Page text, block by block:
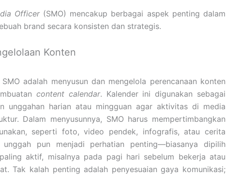
Officer(SMO) mencakup berbagai aspek penting dalam
brand secara konsisten dan strategis.
Konten
adalah menyusun dan mengelola perencanaan konten
content calendar. Kalender ini digunakan sebagai
unggahan harian atau mingguan agar aktivitas di media
Dalam menyusunnya, SMO harus mempertimbangkan
seperti foto, video pendek, infografis, atau cerita
pun menjadi perhatian penting—biasanya dipilih
aktif, misalnya pada pagi hari sebelum bekerja atau
Tak kalah penting adalah penyesuaian gaya komunikasi;